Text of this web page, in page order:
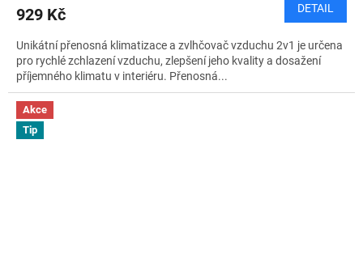
929 Kč DETAIL
Unikátní přenosná klimatizace a zvlhčovač vzduchu 2v1 je určena
pro rychlé zchlazení vzduchu, zlepšení jeho kvality a dosažení
příjemného klimatu v interiéru. Přenosná...
Akce
Tip